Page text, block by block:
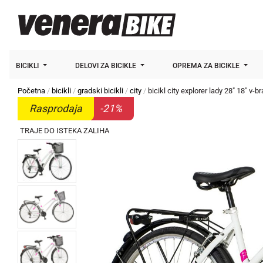
BICIKLI DELOVI ZA BICIKLE OPREMA ZA BICIKLE
Početna bicikli gradski bicikli city bicikl city explorer lady 28" 18" v-
Rasprodaja -21%
TRAJE DO ISTEKA ZALIHA